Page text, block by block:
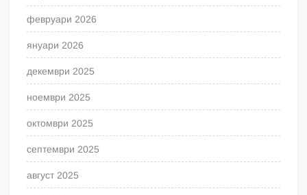
февруари 2026
януари 2026
декември 2025
ноември 2025
октомври 2025
септември 2025
август 2025